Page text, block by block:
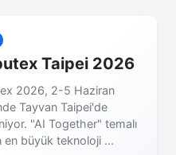
Taipei 2026
2026, 2-5 Haziran
Tayvan Taipei'de
"AI Together" temalı
en büyük teknoloji ...